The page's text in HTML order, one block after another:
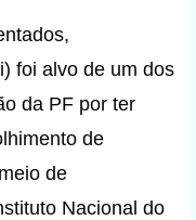
foi alvo de um dos
da PF por ter
de
de
Nacional do